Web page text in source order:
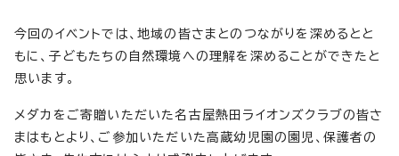
今回のイベントでは、地域の皆さまとのつながりを深めるとと
もに、子どもたちの自然環境への理解を深めることができたと
思います。
メダカをご寄贈いただいた名古屋熱田ライオンズクラブの皆さ
まはもとより、ご参加いただいた高蔵幼児園の園児、保護者の